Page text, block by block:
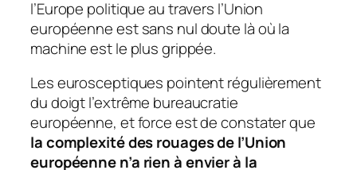
l’Europe politique au travers l’Union
européenne est sans nul doute là où la
machine est le plus grippée.
Les eurosceptiques pointent régulièrement
du doigt l’extrême bureaucratie
européenne, et force est de constater que
la complexité des rouages de l’Union
européenne n’a rien à envier à la